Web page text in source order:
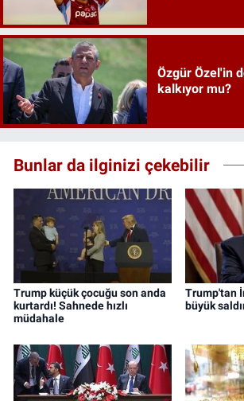
Özgür Özel'in
kalkıyor mu?
Bunlar da ilginizi çekebilir
Trump küçük çocuğu son anda
kurtardı! Sahnede hızlı
müdahale
Trump'tan
büyük